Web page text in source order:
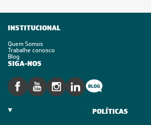
INSTITUCIONAL
Quem Somos
Trabalhe conosco
Blog
SIGA-NOS
POLÍTICAS